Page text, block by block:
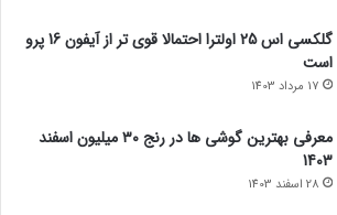
گلکسی اس 25 اولترا احتمالا قوی تر از آیفون 16 پرو
است
17 مرداد 1403
معرفی بهترین گوشی ها در رنج ۳۰ میلیون اسفند
1403
28 اسفند 1403